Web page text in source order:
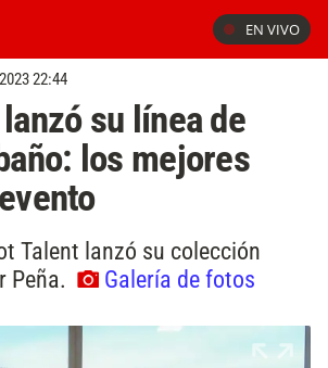
EN VIVO
22:44
su línea de
los mejores
Talent lanzó su colección
Peña.
Galería de fotos